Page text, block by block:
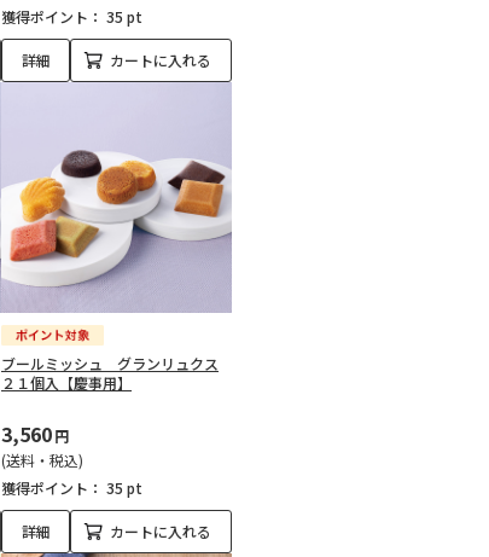
獲得ポイント： 35 pt
詳細 カートに入れる
ブールミッシュ グランリュクス
２１個入【慶事用】
3,560円
(送料・税込)
獲得ポイント： 35 pt
詳細 カートに入れる